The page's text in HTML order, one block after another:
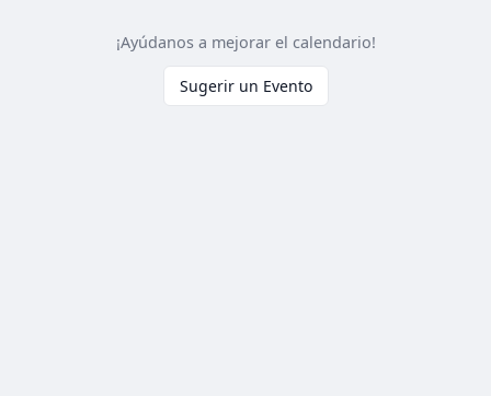
¡Ayúdanos a mejorar el calendario!
Sugerir un Evento